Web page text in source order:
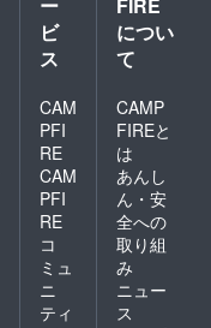
ー
ビ
ス
CAM
PFI
RE
CAM
PFI
RE
コ
ミュ
ニ
ティ
FIRE
につい
て
CAMP
FIREと
は
あんし
ん・安
全への
取り組
み
ニュー
ス